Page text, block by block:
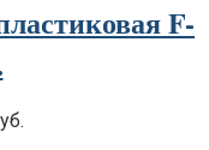
F-